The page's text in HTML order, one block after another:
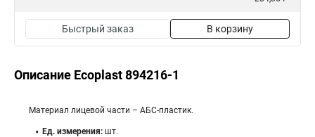
Быстрый заказ В корзину
Описание Ecoplast 894216-1
Материал лицевой части – АБС-пластик.
Ед. измерения: шт.